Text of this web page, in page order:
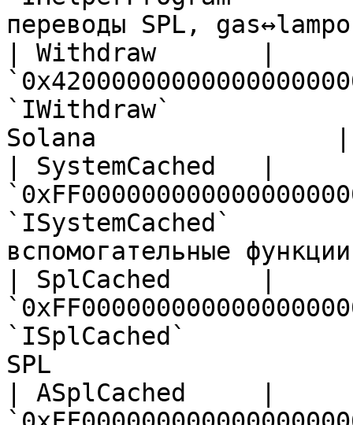
переводы SPL,
| Withdraw       |
`IWithdraw`               |
Solana                |
| SystemCached   |
`ISystemCached`
вспомогательные
| SplCached      |
`ISplCached`
SPL
| ASplCached     |